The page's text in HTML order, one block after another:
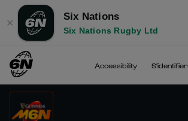
✕
Six Nations
Six Nations Rugby Ltd
Accessibility S'identifier